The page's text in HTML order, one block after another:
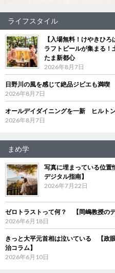
ライフスタイル
【入場無料！けやきひ
ラフトビールが集まる！
たま新都心
2026年8月7日
日野川の風を感じて絶品ジビエも満
2026年8月7日
オールデイダイニングを一新 ヒルト
2026年8月7日
まめ学
写真に埋まっている位
デジタル指南】
2026年7月22日
ゼロトラストって何？ 【岡嶋教授のデ
2026年6月18日
きっと大平元首相は泣いている 【政
治コラム】
2026年6月10日